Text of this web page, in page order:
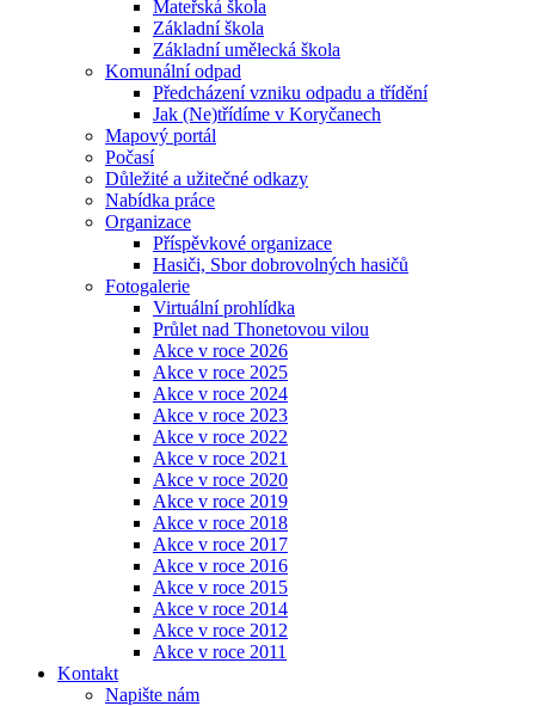
Mateřská škola
Základní škola
Základní umělecká škola
Komunální odpad
Předcházení vzniku odpadu a třídění
Jak (Ne)třídíme v Koryčanech
Mapový portál
Počasí
Důležité a užitečné odkazy
Nabídka práce
Organizace
Příspěvkové organizace
Hasiči, Sbor dobrovolných hasičů
Fotogalerie
Virtuální prohlídka
Průlet nad Thonetovou vilou
Akce v roce 2026
Akce v roce 2025
Akce v roce 2024
Akce v roce 2023
Akce v roce 2022
Akce v roce 2021
Akce v roce 2020
Akce v roce 2019
Akce v roce 2018
Akce v roce 2017
Akce v roce 2016
Akce v roce 2015
Akce v roce 2014
Akce v roce 2012
Akce v roce 2011
Kontakt
Napište nám